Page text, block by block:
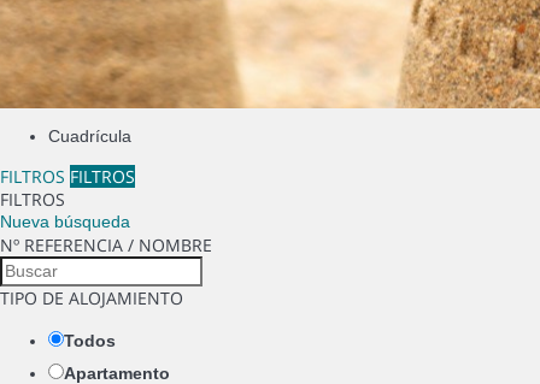
Cuadrícula
FILTROS FILTROS
FILTROS
Nueva búsqueda
Nº REFERENCIA / NOMBRE
TIPO DE ALOJAMIENTO
Todos
Apartamento